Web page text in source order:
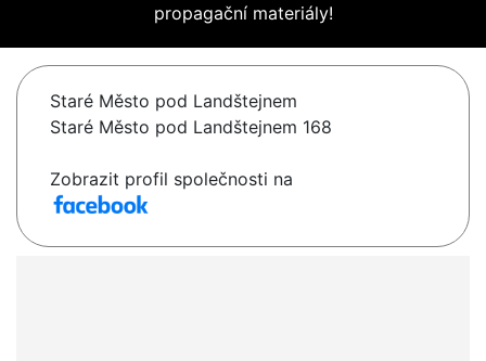
propagační materiály!
Staré Město pod Landštejnem
Staré Město pod Landštejnem 168
Zobrazit profil společnosti na